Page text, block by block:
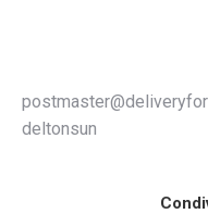
deltonsun